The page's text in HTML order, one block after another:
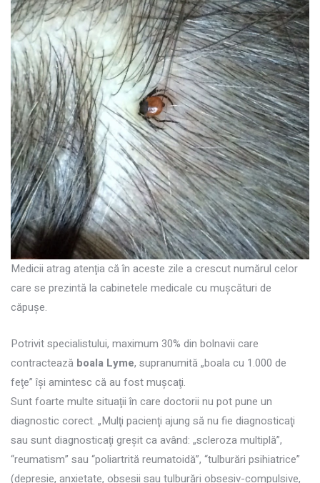
Medicii atrag atenţia că în aceste zile a crescut numărul celor
care se prezintă la cabinetele medicale cu muşcături de
căpuşe.
Potrivit specialistului, maximum 30% din bolnavii care
contractează boala Lyme, supranumită „boala cu 1.000 de
feţe” îşi amintesc că au fost muşcaţi.
Sunt foarte multe situaţii în care doctorii nu pot pune un
diagnostic corect. „Mulţi pacienţi ajung să nu fie diagnosticaţi
sau sunt diagnosticaţi greşit ca având: „scleroza multiplă”,
“reumatism” sau “poliartrită reumatoidă”, “tulburări psihiatrice”
(depresie, anxietate, obsesii sau tulburări obsesiv-compulsive,